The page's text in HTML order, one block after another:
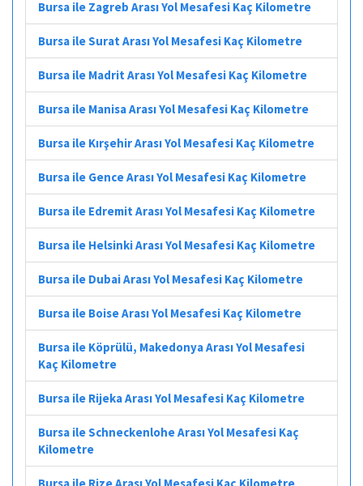
Bursa ile Zagreb Arası Yol Mesafesi Kaç Kilometre
Bursa ile Surat Arası Yol Mesafesi Kaç Kilometre
Bursa ile Madrit Arası Yol Mesafesi Kaç Kilometre
Bursa ile Manisa Arası Yol Mesafesi Kaç Kilometre
Bursa ile Kırşehir Arası Yol Mesafesi Kaç Kilometre
Bursa ile Gence Arası Yol Mesafesi Kaç Kilometre
Bursa ile Edremit Arası Yol Mesafesi Kaç Kilometre
Bursa ile Helsinki Arası Yol Mesafesi Kaç Kilometre
Bursa ile Dubai Arası Yol Mesafesi Kaç Kilometre
Bursa ile Boise Arası Yol Mesafesi Kaç Kilometre
Bursa ile Köprülü, Makedonya Arası Yol Mesafesi
Kaç Kilometre
Bursa ile Rijeka Arası Yol Mesafesi Kaç Kilometre
Bursa ile Schneckenlohe Arası Yol Mesafesi Kaç
Kilometre
Bursa ile Rize Arası Yol Mesafesi Kaç Kilometre